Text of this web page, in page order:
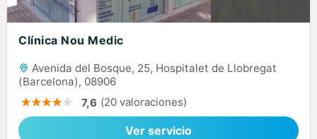
Clínica Nou Medic
Avenida del Bosque, 25, Hospitalet de Llobregat
(Barcelona), 08906
7,6 (20 valoraciones)
Ver servicio